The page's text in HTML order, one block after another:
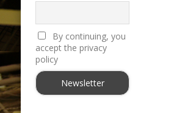
By continuing, you
accept the privacy
policy